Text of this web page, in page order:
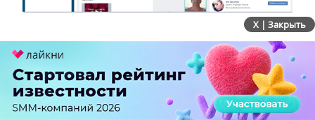
Как найти идентификатор группы
Как создать привлекательное
объявление
X | Закрыть